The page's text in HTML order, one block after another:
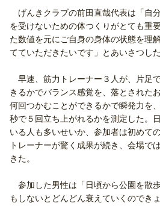
げんきクラブの前田直哉代表は「自
を受けないための体つくりがとても重
た数値を元にご自身の身体の状態を理
てていただきたいです」とあいさつした
早速、筋力トレーナー３人が、片足
きるかでバランス感覚を、落とされた
何回つかむことができるかで瞬発力を
秒で５回立ち上がれるかを測定した。
いる人も多いせいか、参加者は初めて
トレーナーが驚く成果が続き、会場で
きた。
参加した男性は「日頃から公園を散
もしないとどんどん衰えていくのでき